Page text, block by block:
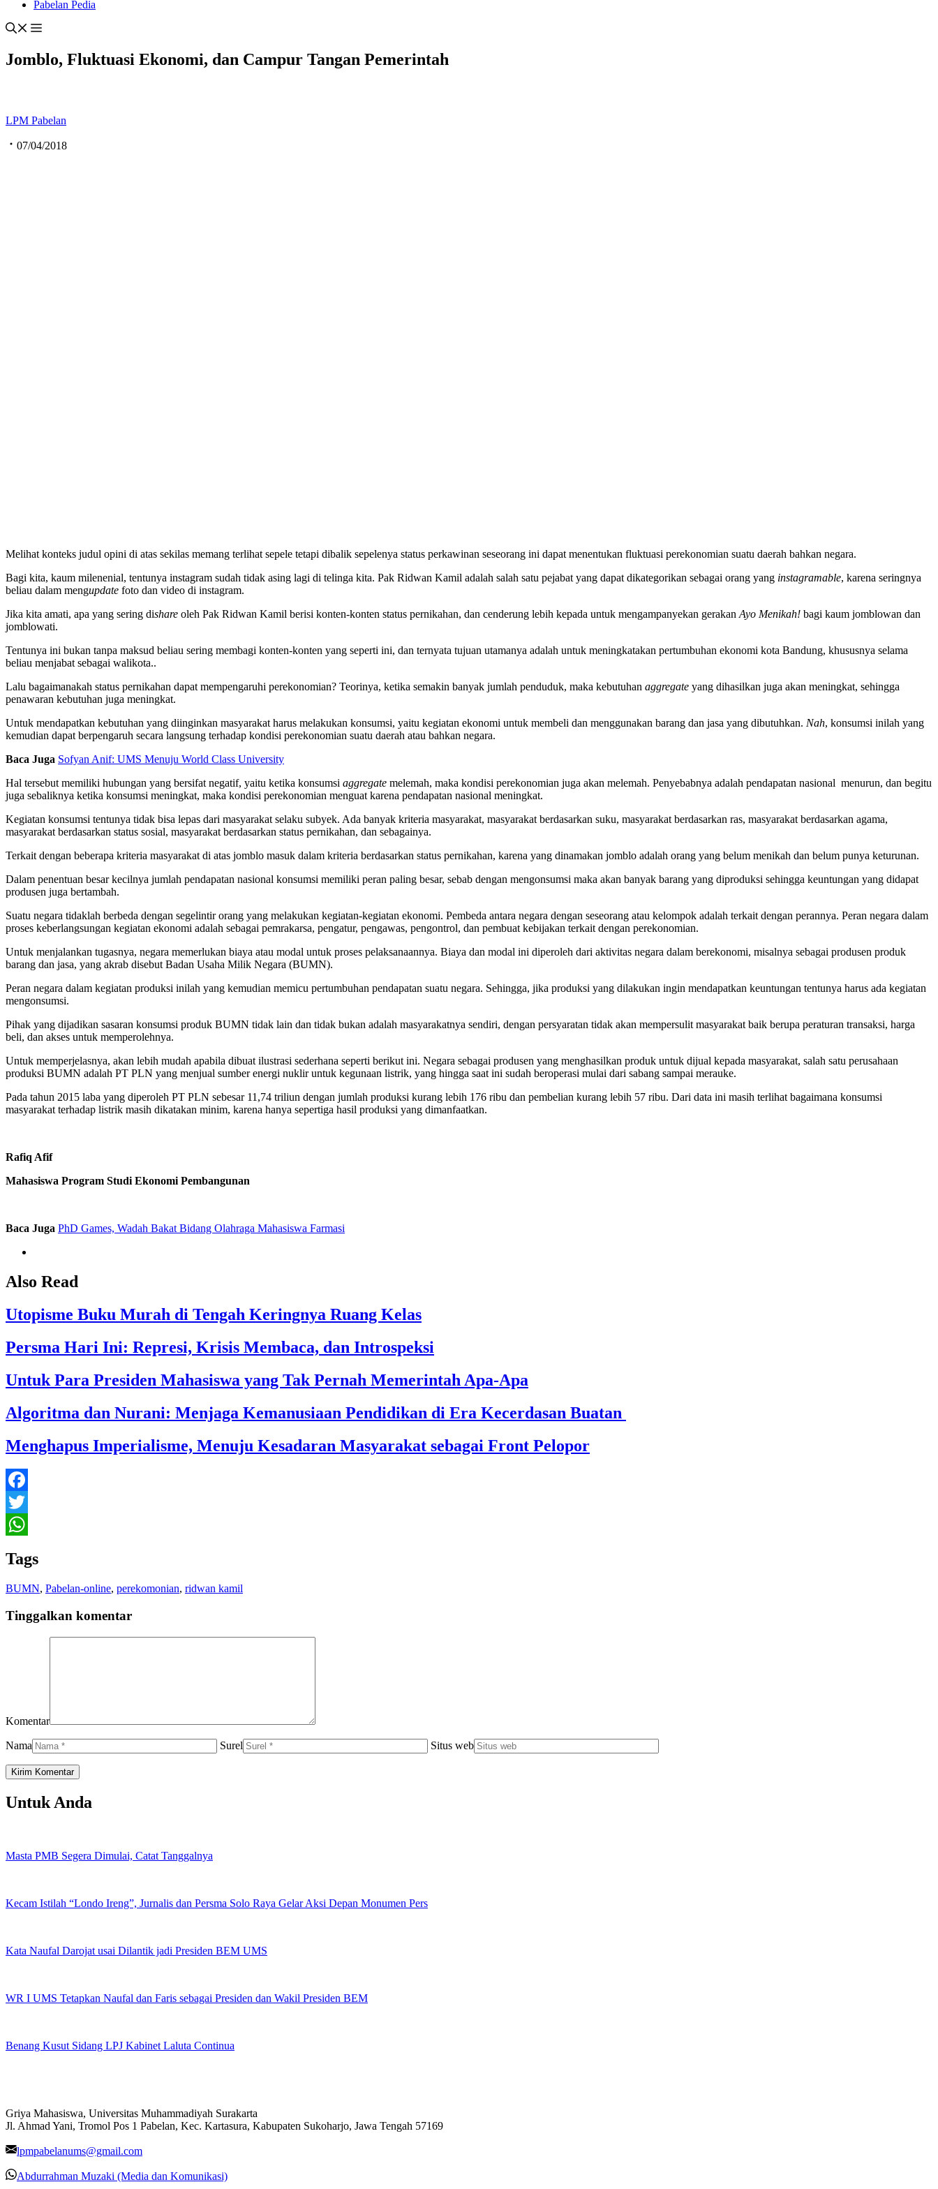
Pabelan Pedia
Jomblo, Fluktuasi Ekonomi, dan Campur Tangan Pemerintah
LPM Pabelan
07/04/2018
Melihat konteks judul opini di atas sekilas memang terlihat sepele tetapi dibalik sepelenya status perkawinan seseorang ini dapat menentukan fluktuasi perekonomian suatu daerah bahkan negara.
Bagi kita, kaum milenenial, tentunya instagram sudah tidak asing lagi di telinga kita. Pak Ridwan Kamil adalah salah satu pejabat yang dapat dikategorikan sebagai orang yang instagramable, karena seringnya
beliau dalam mengupdate foto dan video di instagram.
Jika kita amati, apa yang sering dishare oleh Pak Ridwan Kamil berisi konten-konten status pernikahan, dan cenderung lebih kepada untuk mengampanyekan gerakan Ayo Menikah! bagi kaum jomblowan dan
jomblowati.
Tentunya ini bukan tanpa maksud beliau sering membagi konten-konten yang seperti ini, dan ternyata tujuan utamanya adalah untuk meningkatakan pertumbuhan ekonomi kota Bandung, khususnya selama
beliau menjabat sebagai walikota..
Lalu bagaimanakah status pernikahan dapat mempengaruhi perekonomian? Teorinya, ketika semakin banyak jumlah penduduk, maka kebutuhan aggregate yang dihasilkan juga akan meningkat, sehingga
penawaran kebutuhan juga meningkat.
Untuk mendapatkan kebutuhan yang diinginkan masyarakat harus melakukan konsumsi, yaitu kegiatan ekonomi untuk membeli dan menggunakan barang dan jasa yang dibutuhkan. Nah, konsumsi inilah yang
kemudian dapat berpengaruh secara langsung terhadap kondisi perekonomian suatu daerah atau bahkan negara.
Baca Juga Sofyan Anif: UMS Menuju World Class University
Hal tersebut memiliki hubungan yang bersifat negatif, yaitu ketika konsumsi aggregate melemah, maka kondisi perekonomian juga akan melemah. Penyebabnya adalah pendapatan nasional menurun, dan begitu
juga sebaliknya ketika konsumsi meningkat, maka kondisi perekonomian menguat karena pendapatan nasional meningkat.
Kegiatan konsumsi tentunya tidak bisa lepas dari masyarakat selaku subyek. Ada banyak kriteria masyarakat, masyarakat berdasarkan suku, masyarakat berdasarkan ras, masyarakat berdasarkan agama,
masyarakat berdasarkan status sosial, masyarakat berdasarkan status pernikahan, dan sebagainya.
Terkait dengan beberapa kriteria masyarakat di atas jomblo masuk dalam kriteria berdasarkan status pernikahan, karena yang dinamakan jomblo adalah orang yang belum menikah dan belum punya keturunan.
Dalam penentuan besar kecilnya jumlah pendapatan nasional konsumsi memiliki peran paling besar, sebab dengan mengonsumsi maka akan banyak barang yang diproduksi sehingga keuntungan yang didapat
produsen juga bertambah.
Suatu negara tidaklah berbeda dengan segelintir orang yang melakukan kegiatan-kegiatan ekonomi. Pembeda antara negara dengan seseorang atau kelompok adalah terkait dengan perannya. Peran negara dalam
proses keberlangsungan kegiatan ekonomi adalah sebagai pemrakarsa, pengatur, pengawas, pengontrol, dan pembuat kebijakan terkait dengan perekonomian.
Untuk menjalankan tugasnya, negara memerlukan biaya atau modal untuk proses pelaksanaannya. Biaya dan modal ini diperoleh dari aktivitas negara dalam berekonomi, misalnya sebagai produsen produk
barang dan jasa, yang akrab disebut Badan Usaha Milik Negara (BUMN).
Peran negara dalam kegiatan produksi inilah yang kemudian memicu pertumbuhan pendapatan suatu negara. Sehingga, jika produksi yang dilakukan ingin mendapatkan keuntungan tentunya harus ada kegiatan
mengonsumsi.
Pihak yang dijadikan sasaran konsumsi produk BUMN tidak lain dan tidak bukan adalah masyarakatnya sendiri, dengan persyaratan tidak akan mempersulit masyarakat baik berupa peraturan transaksi, harga
beli, dan akses untuk memperolehnya.
Untuk memperjelasnya, akan lebih mudah apabila dibuat ilustrasi sederhana seperti berikut ini. Negara sebagai produsen yang menghasilkan produk untuk dijual kepada masyarakat, salah satu perusahaan
produksi BUMN adalah PT PLN yang menjual sumber energi nuklir untuk kegunaan listrik, yang hingga saat ini sudah beroperasi mulai dari sabang sampai merauke.
Pada tahun 2015 laba yang diperoleh PT PLN sebesar 11,74 triliun dengan jumlah produksi kurang lebih 176 ribu dan pembelian kurang lebih 57 ribu. Dari data ini masih terlihat bagaimana konsumsi
masyarakat terhadap listrik masih dikatakan minim, karena hanya sepertiga hasil produksi yang dimanfaatkan.
Rafiq Afif
Mahasiswa Program Studi Ekonomi Pembangunan
Baca Juga PhD Games, Wadah Bakat Bidang Olahraga Mahasiswa Farmasi
Also Read
Utopisme Buku Murah di Tengah Keringnya Ruang Kelas
Persma Hari Ini: Represi, Krisis Membaca, dan Introspeksi
Untuk Para Presiden Mahasiswa yang Tak Pernah Memerintah Apa-Apa
Algoritma dan Nurani: Menjaga Kemanusiaan Pendidikan di Era Kecerdasan Buatan
Menghapus Imperialisme, Menuju Kesadaran Masyarakat sebagai Front Pelopor
Facebook
Twitter
Tags
BUMN, Pabelan-online, perekomonian, ridwan kamil
Tinggalkan komentar
Komentar
Nama Surel Situs web
Untuk Anda
Masta PMB Segera Dimulai, Catat Tanggalnya
Kecam Istilah “Londo Ireng”, Jurnalis dan Persma Solo Raya Gelar Aksi Depan Monumen Pers
Kata Naufal Darojat usai Dilantik jadi Presiden BEM UMS
WR I UMS Tetapkan Naufal dan Faris sebagai Presiden dan Wakil Presiden BEM
Benang Kusut Sidang LPJ Kabinet Laluta Continua
Griya Mahasiswa, Universitas Muhammadiyah Surakarta
Jl. Ahmad Yani, Tromol Pos 1 Pabelan, Kec. Kartasura, Kabupaten Sukoharjo, Jawa Tengah 57169
lpmpabelanums@gmail.com
Abdurrahman Muzaki (Media dan Komunikasi)